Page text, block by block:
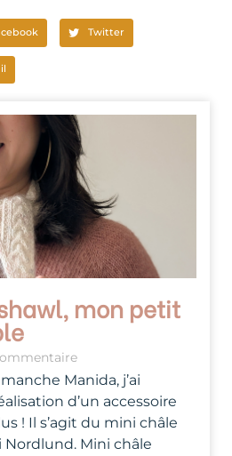
Twitter
mon petit
Manida, j’ai
d’un accessoire
! Il s’agit du mini châle
Nordlund. Mini châle